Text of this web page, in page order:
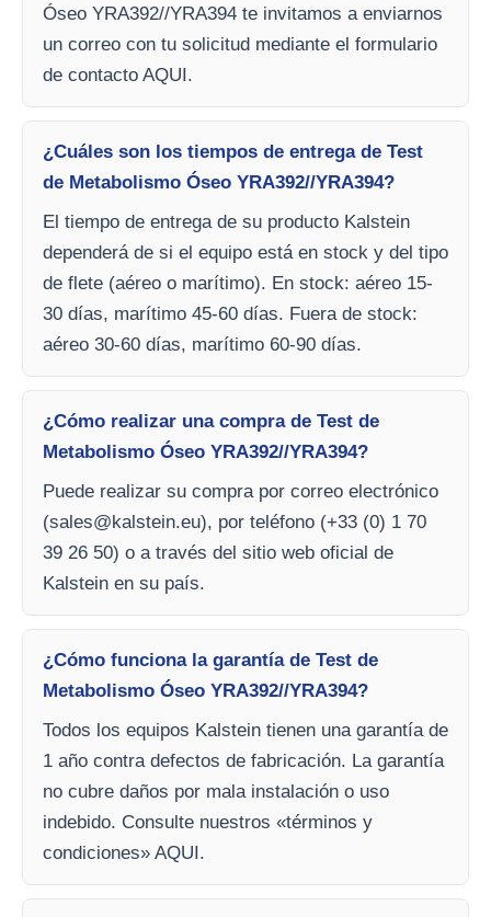
Óseo YRA392//YRA394 te invitamos a enviarnos
un correo con tu solicitud mediante el formulario
de contacto AQUI.
¿Cuáles son los tiempos de entrega de Test
de Metabolismo Óseo YRA392//YRA394?
El tiempo de entrega de su producto Kalstein
dependerá de si el equipo está en stock y del tipo
de flete (aéreo o marítimo). En stock: aéreo 15-
30 días, marítimo 45-60 días. Fuera de stock:
aéreo 30-60 días, marítimo 60-90 días.
¿Cómo realizar una compra de Test de
Metabolismo Óseo YRA392//YRA394?
Puede realizar su compra por correo electrónico
(sales@kalstein.eu), por teléfono (+33 (0) 1 70
39 26 50) o a través del sitio web oficial de
Kalstein en su país.
¿Cómo funciona la garantía de Test de
Metabolismo Óseo YRA392//YRA394?
Todos los equipos Kalstein tienen una garantía de
1 año contra defectos de fabricación. La garantía
no cubre daños por mala instalación o uso
indebido. Consulte nuestros «términos y
condiciones» AQUI.